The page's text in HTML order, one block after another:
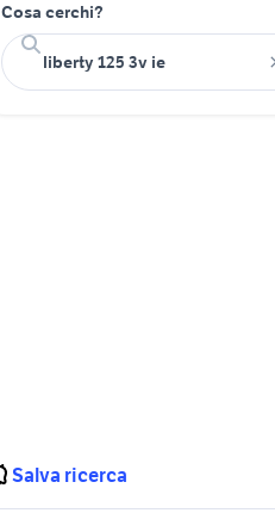
Cosa cerchi?
Salva ricerca